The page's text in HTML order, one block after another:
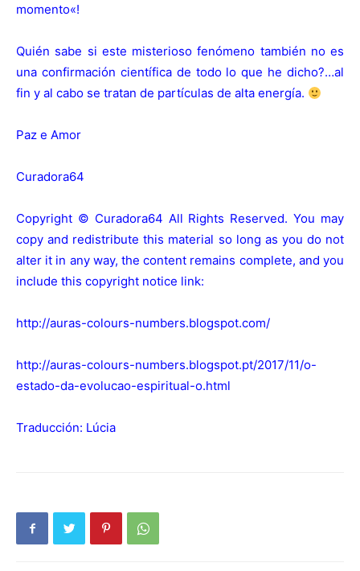
momento«!
Quién sabe si este misterioso fenómeno también no es
una confirmación científica de todo lo que he dicho?…al
fin y al cabo se tratan de partículas de alta energía.
Paz e Amor
Curadora64
Copyright © Curadora64 All Rights Reserved. You may
copy and redistribute this material so long as you do not
alter it in any way, the content remains complete, and you
include this copyright notice link:
http://auras-colours-numbers.blogspot.com/
http://auras-colours-numbers.blogspot.pt/2017/11/o-
estado-da-evolucao-espiritual-o.html
Traducción: Lúcia